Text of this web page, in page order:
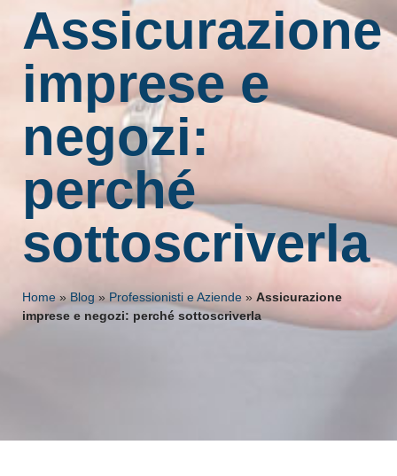
Assicurazione
imprese e
negozi:
perché
sottoscriverla
Home »Blog » Professionisti e Aziende » Assicurazione
imprese e negozi: perché sottoscriverla